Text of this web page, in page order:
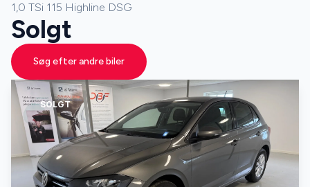
SOLGT
1,0 TSi 115 Highline DSG
Solgt
Søg efter andre biler